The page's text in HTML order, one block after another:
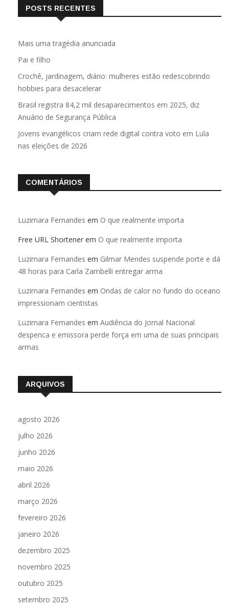
POSTS RECENTES
Mais uma tragédia anunciada
Pai e filho
Crochê, jardinagem, diário: mulheres estão redescobrindo
hobbies para desacelerar
Brasil registra 84,2 mil desaparecimentos em 2025, diz
Anuário de Segurança Pública
Jovens evangélicos criam rede digital contra voto em Lula
nas eleições de 2026
COMENTÁRIOS
Luzimara Fernandes em O que realmente importa
Free URL Shortener em O que realmente importa
Luzimara Fernandes em Gilmar Mendes suspende porte e dá
48 horas para Carla Zambelli entregar arma
Luzimara Fernandes em Ondas de calor no fundo do oceano
impressionam cientistas
Luzimara Fernandes em Audiência do Jornal Nacional
despenca e emissora perde força em uma de suas principais
armas
ARQUIVOS
agosto 2026
julho 2026
junho 2026
maio 2026
abril 2026
março 2026
fevereiro 2026
janeiro 2026
dezembro 2025
novembro 2025
outubro 2025
setembro 2025